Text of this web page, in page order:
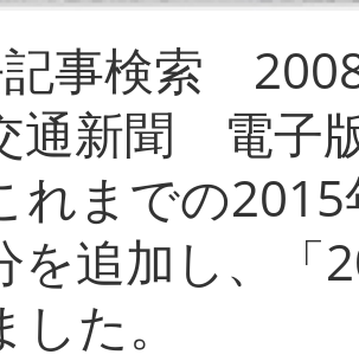
事検索
新聞 電子
れまでの
を追加し、「
まし